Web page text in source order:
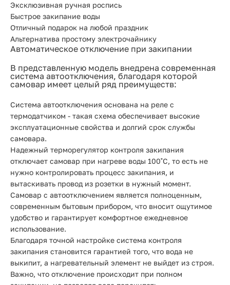
Эксклюзивная ручная роспись
Быстрое закипание воды
Отличный подарок на любой праздник
Альтернатива простому электрочайнику
Автоматическое отключение при закипании
В представленную модель внедрена современная
система автоотключения, благодаря которой
самовар имеет целый ряд преимуществ:
Система автоотключения основана на реле с
термодатчиком - такая схема обеспечивает высокие
эксплуатационные свойства и долгий срок службы
самовара.
Надежный терморегулятор контроля закипания
отключает самовар при нагреве воды 100˚С, то есть не
нужно контролировать процесс закипания, и
вытаскивать провод из розетки в нужный момент.
Самовар с автоотключением является полноценным,
современным бытовым прибором, что вносит ощутимое
удобство и гарантирует комфортное ежедневное
использование.
Благодаря точной настройке система контроля
закипания становится гарантией того, что вода не
выкипит, а нагревательный элемент не выйдет из строя.
Важно, что отключение происходит при полном